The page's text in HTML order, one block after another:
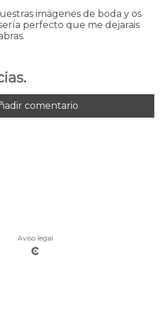
imágenes de boda y os
perfecto que me dejarais
comentario
Aviso legal